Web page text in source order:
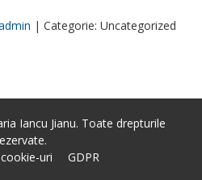
| Categorie: Uncategorized
Iancu Jianu. Toate drepturile
uri
GDPR